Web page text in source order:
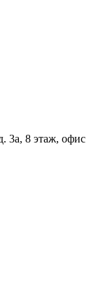
3а, 8 этаж, офис